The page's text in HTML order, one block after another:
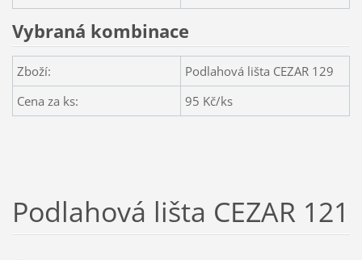
Vybraná kombinace
Zboží:
Podlahová lišta CEZAR 129
Cena za ks:
95 Kč/ks
Podlahová lišta CEZAR 121